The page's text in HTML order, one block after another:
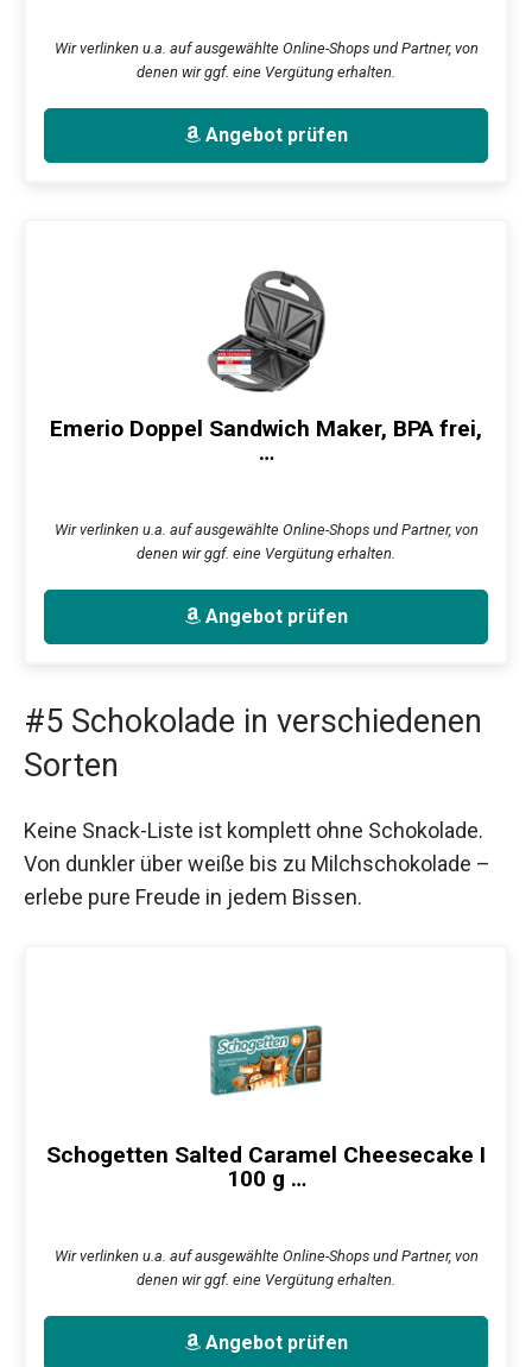
Wir verlinken u.a. auf ausgewählte Online-Shops und Partner, von
denen wir ggf. eine Vergütung erhalten.
Angebot prüfen
Emerio Doppel Sandwich Maker, BPA frei,
…
Wir verlinken u.a. auf ausgewählte Online-Shops und Partner, von
denen wir ggf. eine Vergütung erhalten.
Angebot prüfen
#5 Schokolade in verschiedenen
Sorten
Keine Snack-Liste ist komplett ohne Schokolade.
Von dunkler über weiße bis zu Milchschokolade –
erlebe pure Freude in jedem Bissen.
Schogetten Salted Caramel Cheesecake I
100 g …
Wir verlinken u.a. auf ausgewählte Online-Shops und Partner, von
denen wir ggf. eine Vergütung erhalten.
Angebot prüfen